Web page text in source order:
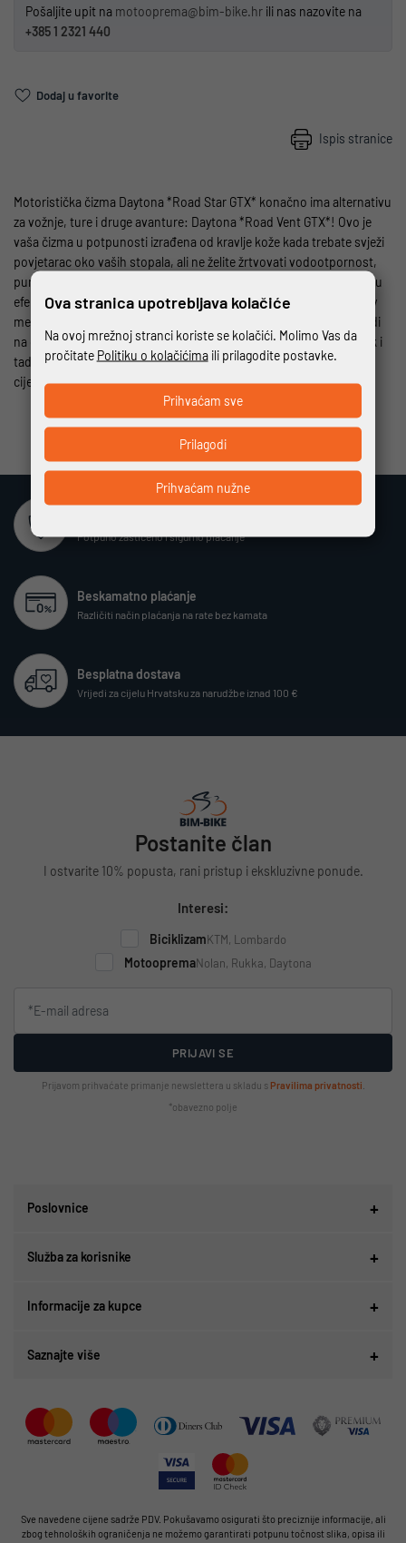
Pošaljite upit na motooprema@bim-bike.hr ili nas nazovite na
+385 1 2321 440
Dodaj u favorite
Ispis stranice
Motoristička čizma Daytona *Road Star GTX* konačno ima alternativu
za vožnje, ture i druge avanture: Daytona *Road Vent GTX*! Ovo je
vaša čizma u potpunosti izrađena od kravlje kože kada trebate svježi
povjetarac oko vaših stopala, ali ne želite žrtvovati vodootpornost,
punu udobnost i zaštitu. Čak i na visokim temperaturama uživajte u
efektu prozračivanja perforiranih površina i GORE-TEX Carbon Gray
membrane koja također štiti od mokrih nogu kada vas kiša iznenadi
na cesti. Dva patentna zatvarača sa svake strane olakšavaju ulazak i
tada možete uživati ​​u ugodnom Daytona *Road Vent GTX* osjećaju
cijeli dan. Zabavite se s njima!
Potpuno zaštićeno i sigurno plaćanje
Beskamatno plaćanje
Različiti način plaćanja na rate bez kamata
Besplatna dostava
Vrijedi za cijelu Hrvatsku za narudžbe iznad 100 €
Postanite član
I ostvarite 10% popusta, rani pristup i ekskluzivne ponude.
Interesi:
BiciklizamKTM, Lombardo
MotoopremaNolan, Rukka, Daytona
PRIJAVI SE
Prijavom prihvaćate primanje newslettera u skladu s Pravilima privatnosti
*obavezno polje
Poslovnice
Služba za korisnike
Informacije za kupce
Saznajte više
Sve navedene cijene sadrže PDV. Pokušavamo osigurati što preciznije informacije, ali
zbog tehnoloških ograničenja ne možemo garantirati potpunu točnost slika, opisa ili
Ova stranica upotrebljava kolačiće
Na ovoj mrežnoj stranci koriste se kolačići. Molimo Vas da
pročitate Politiku o kolačićimaili prilagodite postavke.
Prihvaćam nužne
Prilagodi
Prihvaćam sve